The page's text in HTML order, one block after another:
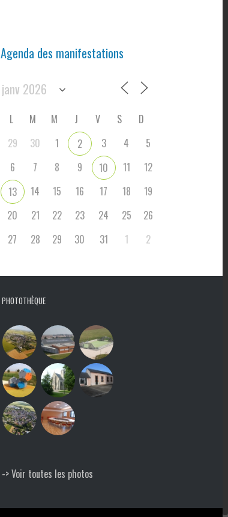
Agenda des manifestations
L M M J V S
D
29
30 1 2 3 4
5
6
7 8 9 10 11
12
13
14 15 16 17 18
19
20
21 22 23 24 25
26
27
28 29 30 31 1 2
PHOTOTHÈQUE
-> Voir toutes les photos